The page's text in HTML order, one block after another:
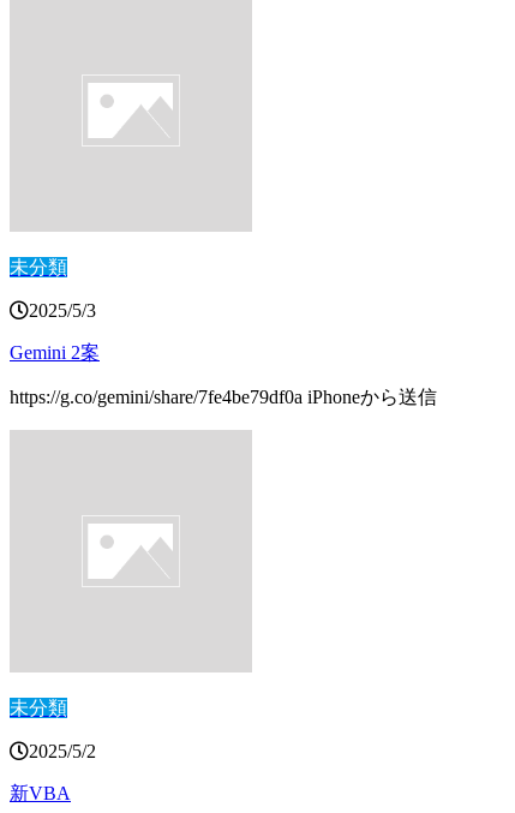
未分類
2025/5/3
Gemini 2案
https://g.co/gemini/share/7fe4be79df0a iPhoneから送信
未分類
2025/5/2
新VBA